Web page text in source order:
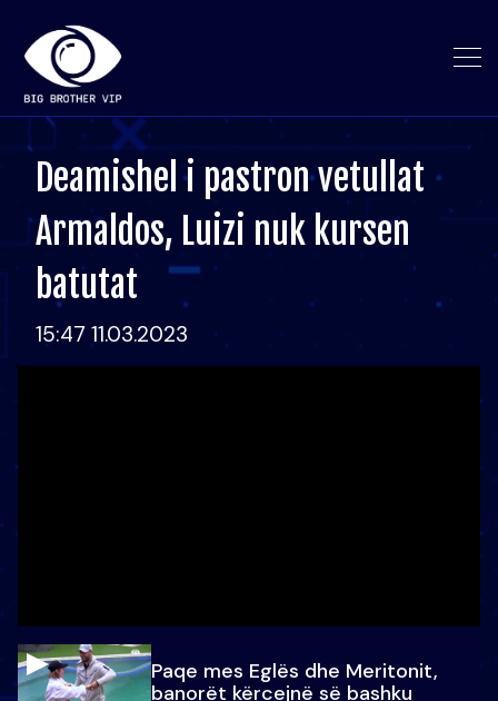
Deamishel i pastron vetullat
Armaldos, Luizi nuk kursen
batutat
15:47 11.03.2023
Paqe mes Eglës dhe Meritonit,
banorët kërcejnë së bashku